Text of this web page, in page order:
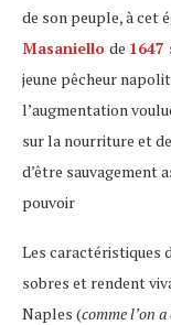
de son peuple, à cet
Masaniello de 1647
jeune pêcheur
l’augmentation
sur la nourriture et
d’être sauvagement
pouvoir
Les caractéristiques
sobres et rendent
Naples (comme l’on